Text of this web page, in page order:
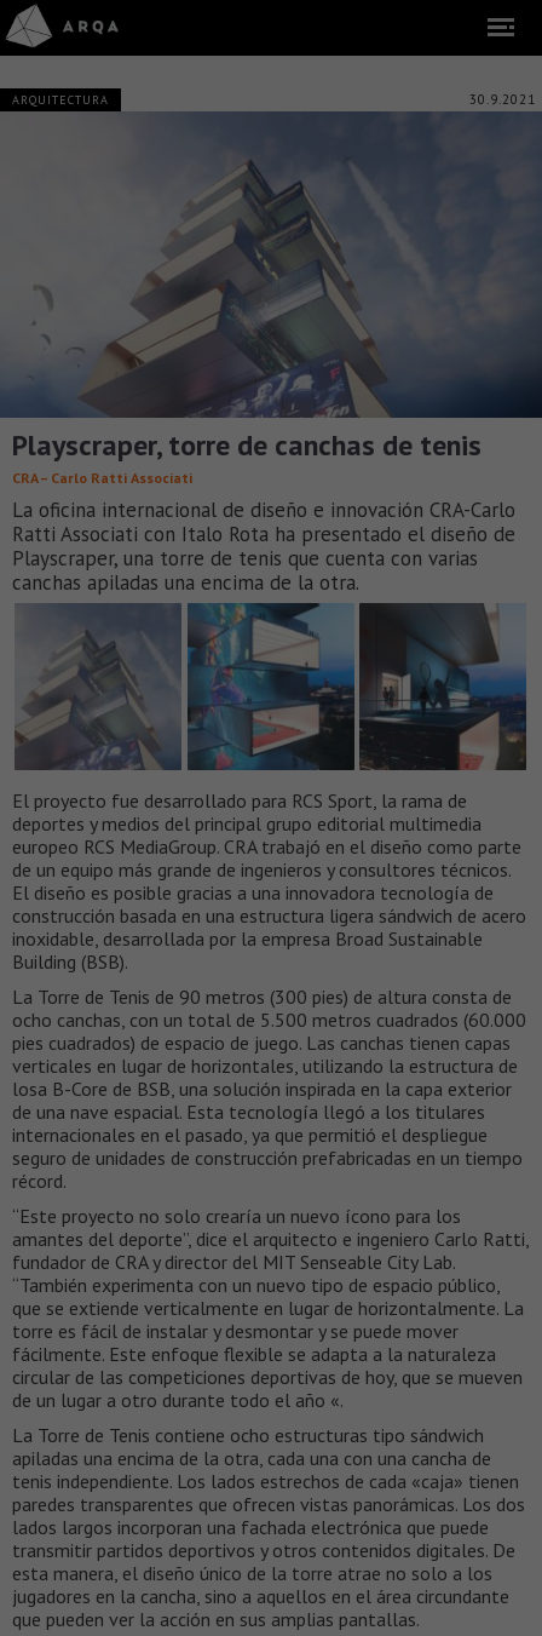
ARQUITECTURA 30.9.2021
Playscraper, torre de canchas de tenis
CRA – Carlo Ratti Associati
La oficina internacional de diseño e innovación CRA-Carlo
Ratti Associati con Italo Rota ha presentado el diseño de
Playscraper, una torre de tenis que cuenta con varias
canchas apiladas una encima de la otra.
El proyecto fue desarrollado para RCS Sport, la rama de
deportes y medios del principal grupo editorial multimedia
europeo RCS MediaGroup. CRA trabajó en el diseño como parte
de un equipo más grande de ingenieros y consultores técnicos.
El diseño es posible gracias a una innovadora tecnología de
construcción basada en una estructura ligera sándwich de acero
inoxidable, desarrollada por la empresa Broad Sustainable
Building (BSB).
La Torre de Tenis de 90 metros (300 pies) de altura consta de
ocho canchas, con un total de 5.500 metros cuadrados (60.000
pies cuadrados) de espacio de juego. Las canchas tienen capas
verticales en lugar de horizontales, utilizando la estructura de
losa B-Core de BSB, una solución inspirada en la capa exterior
de una nave espacial. Esta tecnología llegó a los titulares
internacionales en el pasado, ya que permitió el despliegue
seguro de unidades de construcción prefabricadas en un tiempo
récord.
“Este proyecto no solo crearía un nuevo ícono para los
amantes del deporte”, dice el arquitecto e ingeniero Carlo Ratti,
fundador de CRA y director del MIT Senseable City Lab.
“También experimenta con un nuevo tipo de espacio público,
que se extiende verticalmente en lugar de horizontalmente. La
torre es fácil de instalar y desmontar y se puede mover
fácilmente. Este enfoque flexible se adapta a la naturaleza
circular de las competiciones deportivas de hoy, que se mueven
de un lugar a otro durante todo el año «.
La Torre de Tenis contiene ocho estructuras tipo sándwich
apiladas una encima de la otra, cada una con una cancha de
tenis independiente. Los lados estrechos de cada «caja» tienen
paredes transparentes que ofrecen vistas panorámicas. Los dos
lados largos incorporan una fachada electrónica que puede
transmitir partidos deportivos y otros contenidos digitales. De
esta manera, el diseño único de la torre atrae no solo a los
jugadores en la cancha, sino a aquellos en el área circundante
que pueden ver la acción en sus amplias pantallas.